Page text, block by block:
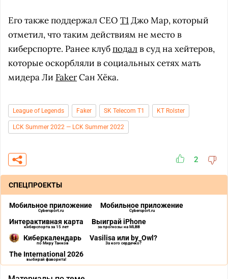
Его также поддержал CEO T1Джо Мар, который
отметил, что таким действиям не место в
киберспорте. Ранее клубподалв суд на хейтеров,
которые оскорбляли в социальных сетях мать
мидера Ли FakerСан Хёка.
League of Legends Faker SK Telecom T1 KT Rolster
LCK Summer 2022 — LCK Summer 2022
2
СПЕЦПРОЕКТЫ
Мобильное приложение
Cybersport.ru
Мобильное приложение
Cybersport.ru
Интерактивная карта
киберспорта за 15 лет
Выиграй iPhone
за прогнозы на MLBB
Киберкалендарь
по Миру Танков
Vasilisa или by_Owl?
За кого сердечко?
The International 2026
выбирай фаворита!